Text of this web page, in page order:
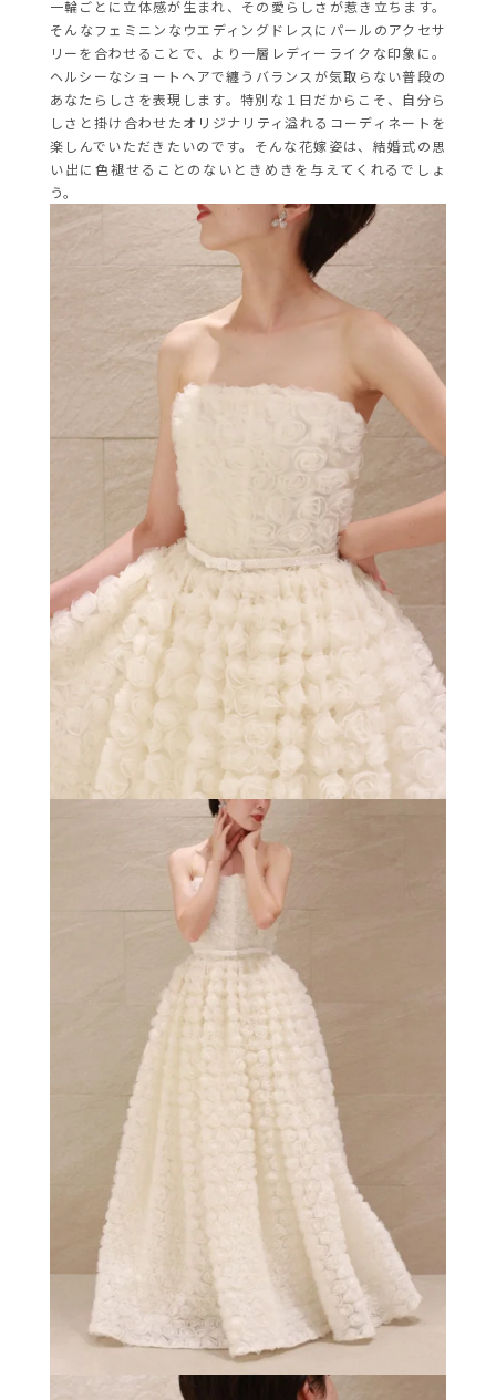
一輪ごとに立体感が生まれ、その愛らしさが惹き立ちます。
そんなフェミニンなウエディングドレスにパールのアクセサ
リーを合わせることで、より一層レディーライクな印象に。
ヘルシーなショートヘアで纏うバランスが気取らない普段の
あなたらしさを表現します。特別な１日だからこそ、自分ら
しさと掛け合わせたオリジナリティ溢れるコーディネートを
楽しんでいただきたいのです。そんな花嫁姿は、結婚式の思
い出に色褪せることのないときめきを与えてくれるでしょ
う。